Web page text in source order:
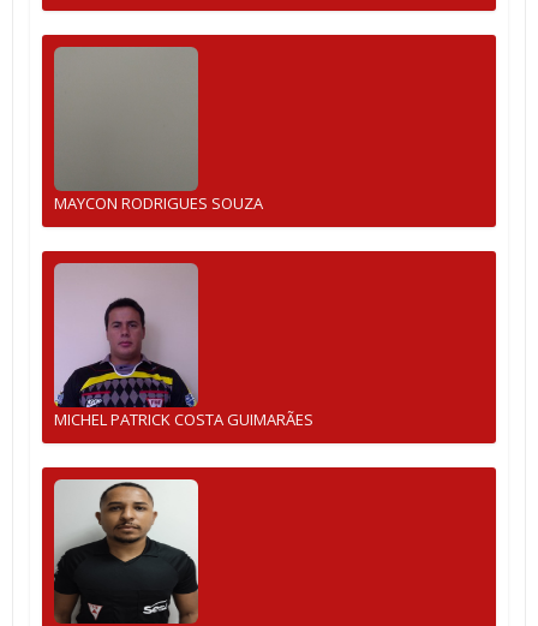
MAYCON RODRIGUES SOUZA
MICHEL PATRICK COSTA GUIMARÃES